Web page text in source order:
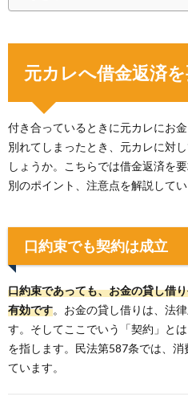
元カレへ借金返済
付き合っているときに元カレにお
別れてしまったとき、元カレに対
しょうか。こちらでは借金返済を
別のポイント、注意点を解説してい
口約束でも契約は成立
口約束であっても、お金の貸し借
有効です。お金の貸し借りは、法
す。そしてここでいう「契約」と
を指します。民法第587条では、
ています。